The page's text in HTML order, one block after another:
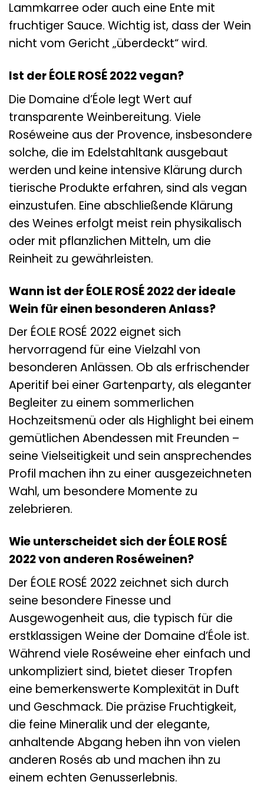
Lammkarree oder auch eine Ente mit
fruchtiger Sauce. Wichtig ist, dass der Wein
nicht vom Gericht „überdeckt“ wird.
Ist der ÉOLE ROSÉ 2022 vegan?
Die Domaine d’Éole legt Wert auf
transparente Weinbereitung. Viele
Roséweine aus der Provence, insbesondere
solche, die im Edelstahltank ausgebaut
werden und keine intensive Klärung durch
tierische Produkte erfahren, sind als vegan
einzustufen. Eine abschließende Klärung
des Weines erfolgt meist rein physikalisch
oder mit pflanzlichen Mitteln, um die
Reinheit zu gewährleisten.
Wann ist der ÉOLE ROSÉ 2022 der ideale
Wein für einen besonderen Anlass?
Der ÉOLE ROSÉ 2022 eignet sich
hervorragend für eine Vielzahl von
besonderen Anlässen. Ob als erfrischender
Aperitif bei einer Gartenparty, als eleganter
Begleiter zu einem sommerlichen
Hochzeitsmenü oder als Highlight bei einem
gemütlichen Abendessen mit Freunden –
seine Vielseitigkeit und sein ansprechendes
Profil machen ihn zu einer ausgezeichneten
Wahl, um besondere Momente zu
zelebrieren.
Wie unterscheidet sich der ÉOLE ROSÉ
2022 von anderen Roséweinen?
Der ÉOLE ROSÉ 2022 zeichnet sich durch
seine besondere Finesse und
Ausgewogenheit aus, die typisch für die
erstklassigen Weine der Domaine d’Éole ist.
Während viele Roséweine eher einfach und
unkompliziert sind, bietet dieser Tropfen
eine bemerkenswerte Komplexität in Duft
und Geschmack. Die präzise Fruchtigkeit,
die feine Mineralik und der elegante,
anhaltende Abgang heben ihn von vielen
anderen Rosés ab und machen ihn zu
einem echten Genusserlebnis.